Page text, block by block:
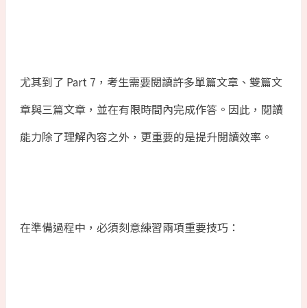
尤其到了 Part 7，考生需要閱讀許多單篇文章、雙篇文
章與三篇文章，並在有限時間內完成作答。因此，閱讀
能力除了理解內容之外，更重要的是提升閱讀效率。
在準備過程中，必須刻意練習兩項重要技巧：